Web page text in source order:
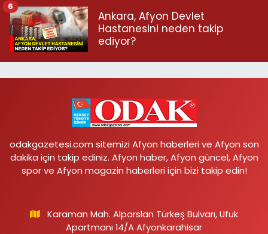
Ankara, Afyon Devlet
Hastanesini neden takip
ediyor?
6
odakgazetesi.com sitemizi Afyon haberleri ve Afyon son
dakika için takip ediniz. Afyon haber, Afyon güncel, Afyon
spor ve Afyon magazin haberleri için bizi takip edin!
Karaman Mah. Alparslan Türkeş Bulvarı, Ufuk
Apartmanı 14/A Afyonkarahisar